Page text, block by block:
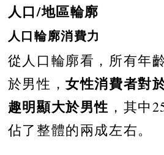
人口/地區輪廓
人口輪廓消費力
從人口輪廓看，所有年
於男性，女性消費者對
趣明顯大於男性 ，其中
佔了整體的兩成左右。